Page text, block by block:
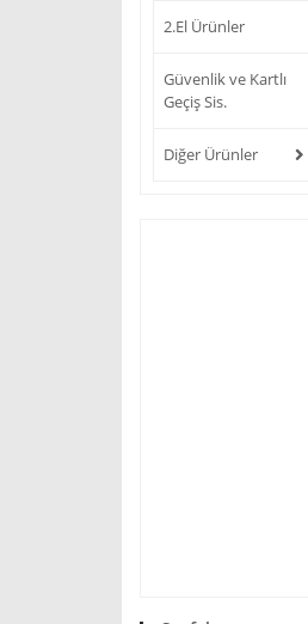
2.El Ürünler
Güvenlik ve Kartlı
Geçiş Sis.
Diğer Ürünler